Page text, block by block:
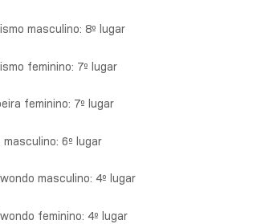
masculino: 8º lugar
feminino: 7º lugar
feminino: 7º lugar
masculino: 6º lugar
masculino: 4º lugar
feminino: 4º lugar